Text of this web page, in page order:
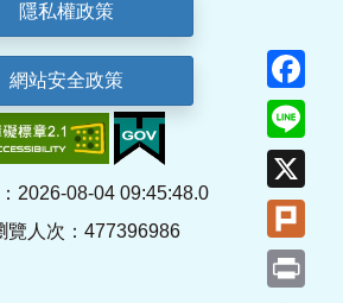
隱私權政策
網站安全政策
2026-08-04 09:45:48.0
覽人次：477396986